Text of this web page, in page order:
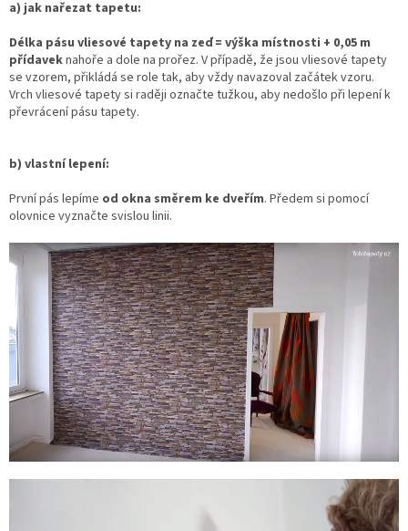
a) jak nařezat tapetu:
Délka pásu vliesové tapety na zeď = výška místnosti + 0,05 m
přídaveknahoře a dole na prořez. V případě, že jsou vliesové tapety
se vzorem, přikládá se role tak, aby vždy navazoval začátek vzoru.
Vrch vliesové tapety si raději označte tužkou, aby nedošlo při lepení k
převrácení pásu tapety.
b) vlastní lepení:
První pás lepíme od okna směrem ke dveřím. Předem si pomocí
olovnice vyznačte svislou linii.